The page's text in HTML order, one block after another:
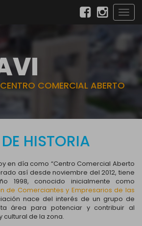
COMERCIAL ABERTO
HISTORIA
en día como “Centro Comercial Aberto
así desde noviembre del 2012, tiene
1998, conocido inicialmente como
de Comerciantes y Empresarios de las
nace del interés de un grupo de
área para potenciar y contribuir al
de la zona.